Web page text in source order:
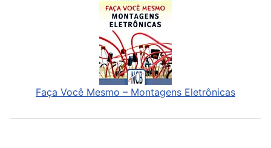
Faça Você Mesmo – Montagens Eletrônicas